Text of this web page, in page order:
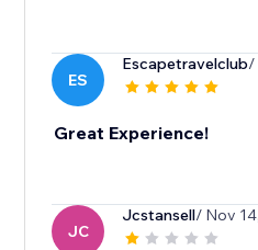
ES
Escapetravelclub/
Great Experience!
JC
Jcstansell/ Nov